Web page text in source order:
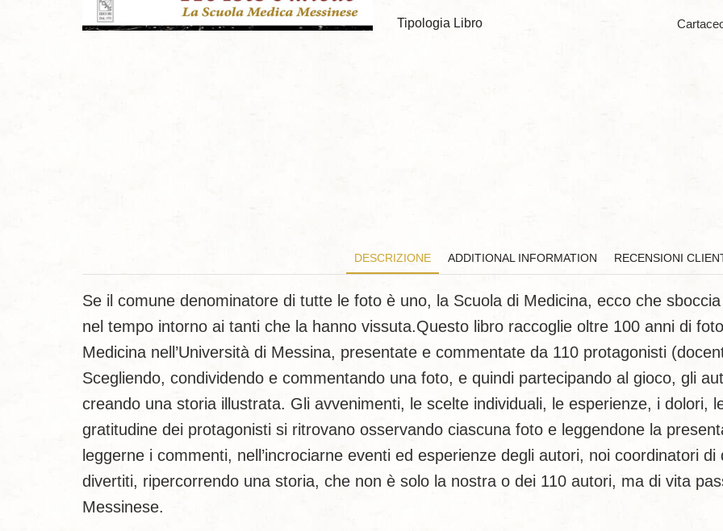
Tipologia Libro
DESCRIZIONE ADDITIONAL INFORMATION RECENSIONI
Se il comune denominatore di tutte le foto è uno, la Scuola di Medicina, ecco che
nel tempo intorno ai tanti che la hanno vissuta.Questo libro raccoglie oltre 100 anni di
Medicina nell’Università di Messina, presentate e commentate da 110 protagonisti
Scegliendo, condividendo e commentando una foto, e quindi partecipando al gioco, gli
creando una storia illustrata. Gli avvenimenti, le scelte individuali, le esperienze, i dolori,
gratitudine dei protagonisti si ritrovano osservando ciascuna foto e leggendone la
leggerne i commenti, nell’incrociarne eventi ed esperienze degli autori, noi coordinatori
divertiti, ripercorrendo una storia, che non è solo la nostra o dei 110 autori, ma di vita
Messinese.